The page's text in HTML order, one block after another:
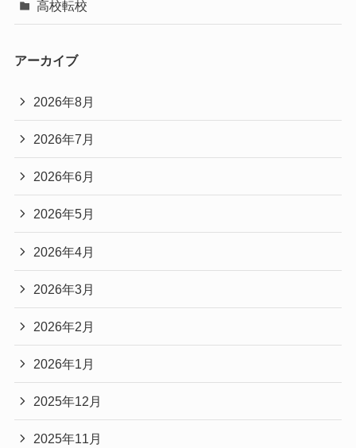
高校転校
アーカイブ
2026年8月
2026年7月
2026年6月
2026年5月
2026年4月
2026年3月
2026年2月
2026年1月
2025年12月
2025年11月